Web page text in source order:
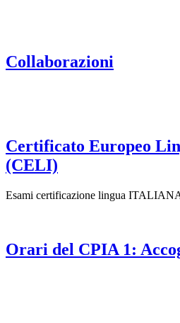
Collaborazioni
Certificato Europeo
(CELI)
Esami certificazione lingua
Orari del CPIA 1: